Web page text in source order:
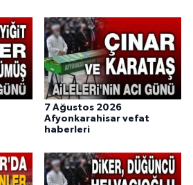
7 Ağustos 2026
Afyonkarahisar vefat
haberleri